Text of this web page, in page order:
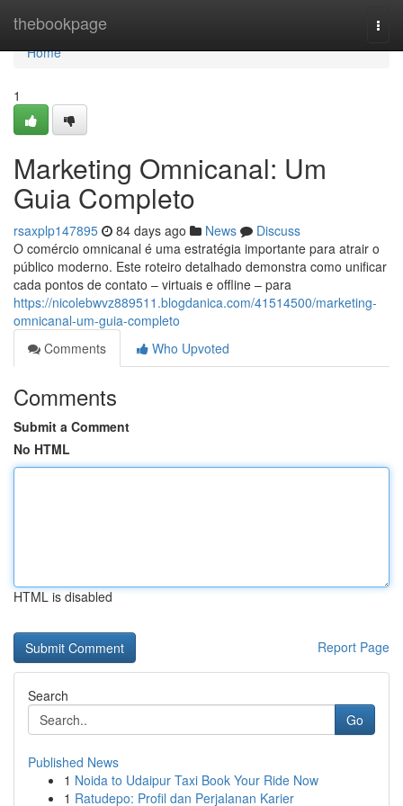
thebookpage
Home
Home
1
Marketing Omnicanal: Um
Guia Completo
rsaxplp147895 84 days ago News
Discuss
O comércio omnicanal é uma estratégia importante para atrair o
público moderno. Este roteiro detalhado demonstra como unificar
cada pontos de contato – virtuais e offline – para
https://nicolebwvz889511.blogdanica.com/41514500/marketing-
omnicanal-um-guia-completo
Comments
Who Upvoted
Comments
Submit a Comment
No HTML
HTML is disabled
Report Page
Search
Go
Published News
1 Noida to Udaipur Taxi Book Your Ride Now
1 Ratudepo: Profil dan Perjalanan Karier